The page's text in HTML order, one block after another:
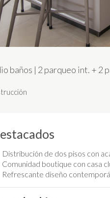
baños | 2 parqueo int. + 2
Distribución de dos pisos con
Comunidad boutique con casa
Refrescante diseño